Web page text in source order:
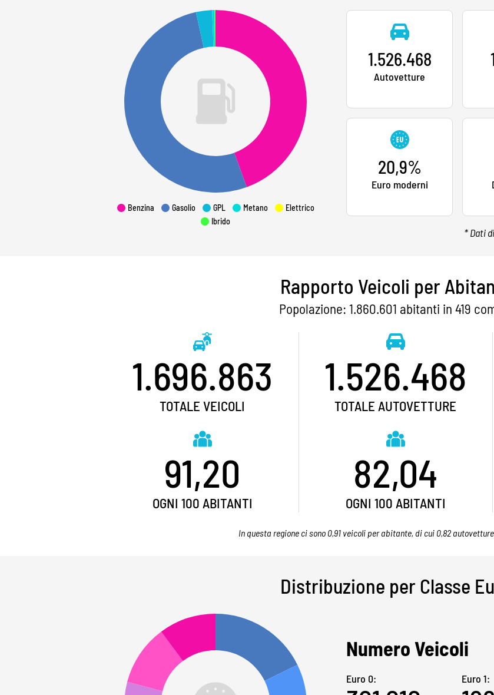
Benzina Gasolio GPL Metano
Elettrico
Ibrido
1.526.468
Autovetture
20,9%
Euro moderni
* Dati
Rapporto Veicoli per
Popolazione: 1.860.601 abitanti in 419
1.696.863
TOTALE VEICOLI
91,20
OGNI 100 ABITANTI
1.526.468
TOTALE AUTOVETTURE
82,04
OGNI 100 ABITANTI
In questa regione ci sono 0,91 veicoli per abitante, di cui 0,82
Distribuzione per Classe
Numero Veicoli
Euro 0: Euro 1: